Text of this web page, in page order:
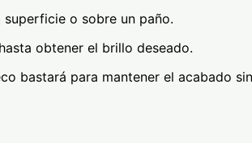
o sobre un paño.
hasta obtener el brillo deseado.
bastará para mantener el acabado sin